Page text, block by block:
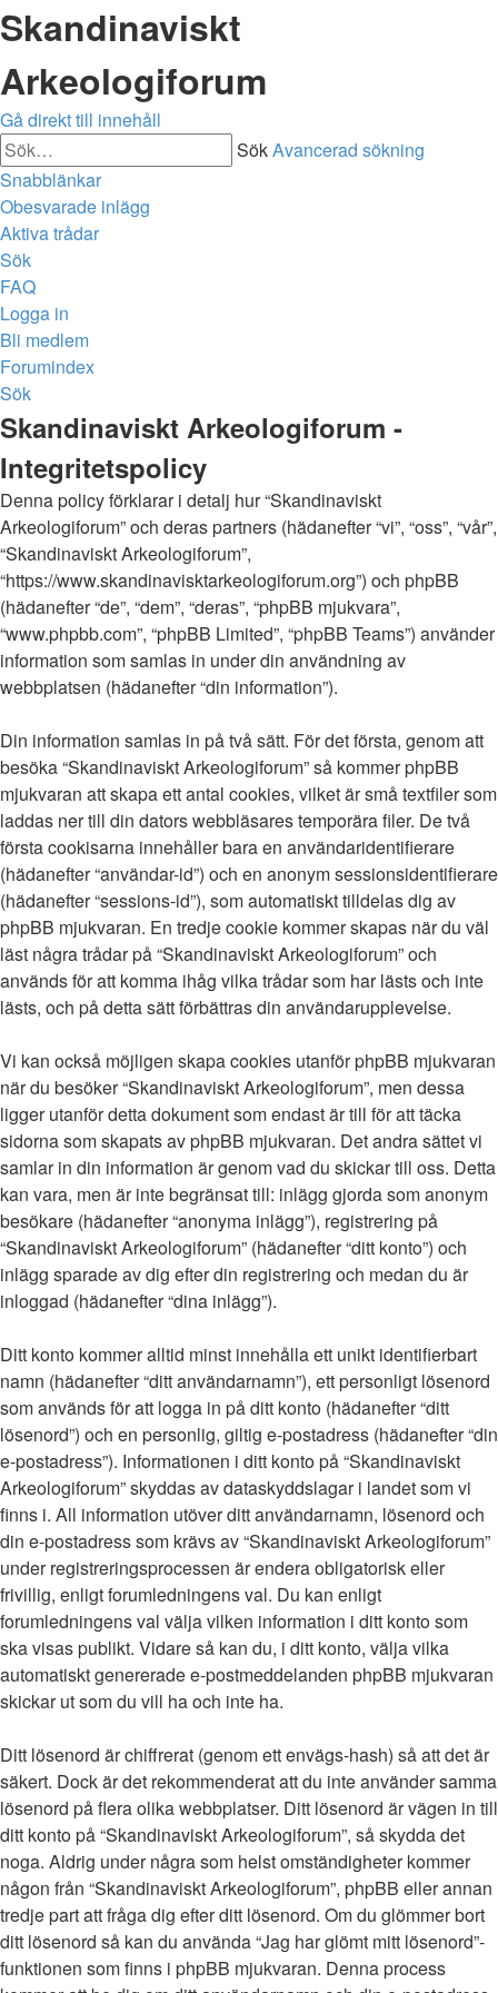
Skandinaviskt
Arkeologiforum
Gå direkt till innehåll
SökAvancerad sökning
Snabblänkar
Obesvarade inlägg
Aktiva trådar
Sök
FAQ
Logga in
Bli medlem
Forumindex
Sök
Skandinaviskt Arkeologiforum -
Integritetspolicy
Denna policy förklarar i detalj hur “Skandinaviskt
Arkeologiforum” och deras partners (hädanefter “vi”, “oss”, “vår”,
“Skandinaviskt Arkeologiforum”,
“https://www.skandinavisktarkeologiforum.org”) och phpBB
(hädanefter “de”, “dem”, “deras”, “phpBB mjukvara”,
“www.phpbb.com”, “phpBB Limited”, “phpBB Teams”) använder
information som samlas in under din användning av
webbplatsen (hädanefter “din information”).
Din information samlas in på två sätt. För det första, genom att
besöka “Skandinaviskt Arkeologiforum” så kommer phpBB
mjukvaran att skapa ett antal cookies, vilket är små textfiler som
laddas ner till din dators webbläsares temporära filer. De två
första cookisarna innehåller bara en användaridentifierare
(hädanefter “användar-id”) och en anonym sessionsidentifierare
(hädanefter “sessions-id”), som automatiskt tilldelas dig av
phpBB mjukvaran. En tredje cookie kommer skapas när du väl
läst några trådar på “Skandinaviskt Arkeologiforum” och
används för att komma ihåg vilka trådar som har lästs och inte
lästs, och på detta sätt förbättras din användarupplevelse.
Vi kan också möjligen skapa cookies utanför phpBB mjukvaran
när du besöker “Skandinaviskt Arkeologiforum”, men dessa
ligger utanför detta dokument som endast är till för att täcka
sidorna som skapats av phpBB mjukvaran. Det andra sättet vi
samlar in din information är genom vad du skickar till oss. Detta
kan vara, men är inte begränsat till: inlägg gjorda som anonym
besökare (hädanefter “anonyma inlägg”), registrering på
“Skandinaviskt Arkeologiforum” (hädanefter “ditt konto”) och
inlägg sparade av dig efter din registrering och medan du är
inloggad (hädanefter “dina inlägg”).
Ditt konto kommer alltid minst innehålla ett unikt identifierbart
namn (hädanefter “ditt användarnamn”), ett personligt lösenord
som används för att logga in på ditt konto (hädanefter “ditt
lösenord”) och en personlig, giltig e-postadress (hädanefter “din
e-postadress”). Informationen i ditt konto på “Skandinaviskt
Arkeologiforum” skyddas av dataskyddslagar i landet som vi
finns i. All information utöver ditt användarnamn, lösenord och
din e-postadress som krävs av “Skandinaviskt Arkeologiforum”
under registreringsprocessen är endera obligatorisk eller
frivillig, enligt forumledningens val. Du kan enligt
forumledningens val välja vilken information i ditt konto som
ska visas publikt. Vidare så kan du, i ditt konto, välja vilka
automatiskt genererade e-postmeddelanden phpBB mjukvaran
skickar ut som du vill ha och inte ha.
Ditt lösenord är chiffrerat (genom ett envägs-hash) så att det är
säkert. Dock är det rekommenderat att du inte använder samma
lösenord på flera olika webbplatser. Ditt lösenord är vägen in till
ditt konto på “Skandinaviskt Arkeologiforum”, så skydda det
noga. Aldrig under några som helst omständigheter kommer
någon från “Skandinaviskt Arkeologiforum”, phpBB eller annan
tredje part att fråga dig efter ditt lösenord. Om du glömmer bort
ditt lösenord så kan du använda “Jag har glömt mitt lösenord”-
funktionen som finns i phpBB mjukvaran. Denna process